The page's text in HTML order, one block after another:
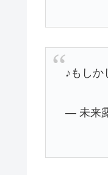
♪もしか
— 未来